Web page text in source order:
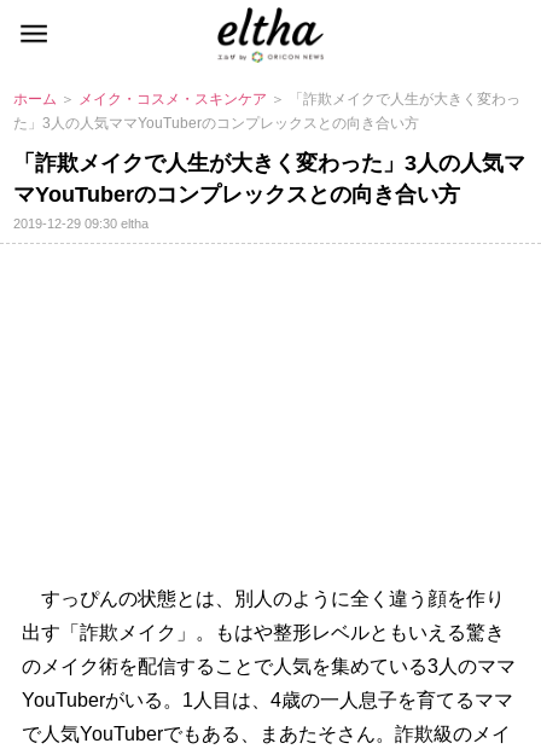
ホーム ＞ メイク・コスメ・スキンケア ＞ 「詐欺メイクで人生が大きく変わっ
た」3人の人気ママYouTuberのコンプレックスとの向き合い方
「詐欺メイクで人生が大きく変わった」3人の人気マ
マYouTuberのコンプレックスとの向き合い方
2019-12-29 09:30eltha
すっぴんの状態とは、別人のように全く違う顔を作り
出す「詐欺メイク」。もはや整形レベルともいえる驚き
のメイク術を配信することで人気を集めている3人のママ
YouTuberがいる。1人目は、4歳の一人息子を育てるママ
で人気YouTuberでもある、まあたそさん。詐欺級のメイ